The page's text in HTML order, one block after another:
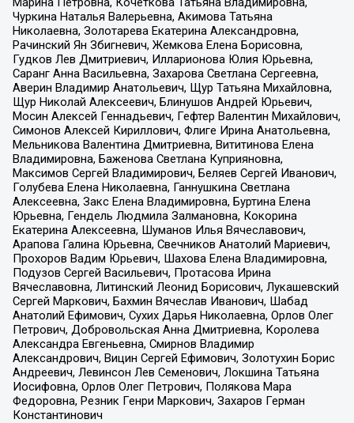
Чуркина Наталья Валерьевна, Акимова Татьяна
Николаевна, Золотарева Екатерина Александровна,
Рачинский Ян Збигневич, Жемкова Елена Борисовна,
Гудков Лев Дмитриевич, Илларионова Юлия Юрьевна,
Саранг Анна Васильевна, Захарова Светлана Сергеевна,
Аверин Владимир Анатольевич, Щур Татьяна Михайловна,
Щур Николай Алексеевич, Блинушов Андрей Юрьевич,
Мосин Алексей Геннадьевич, Гефтер Валентин Михайлович,
Симонов Алексей Кириллович, Флиге Ирина Анатольевна,
Мельникова Валентина Дмитриевна, Вититинова Елена
Владимировна, Баженова Светлана Куприяновна,
Максимов Сергей Владимирович, Беляев Сергей Иванович,
Голубева Елена Николаевна, Ганнушкина Светлана
Алексеевна, Закс Елена Владимировна, Буртина Елена
Юрьевна, Гендель Людмила Залмановна, Кокорина
Екатерина Алексеевна, Шуманов Илья Вячеславович,
Арапова Галина Юрьевна, Свечников Анатолий Мариевич,
Прохоров Вадим Юрьевич, Шахова Елена Владимировна,
Подузов Сергей Васильевич, Протасова Ирина
Вячеславовна, Литинский Леонид Борисович, Лукашевский
Сергей Маркович, Бахмин Вячеслав Иванович, Шабад
Анатолий Ефимович, Сухих Дарья Николаевна, Орлов Олег
Петрович, Добровольская Анна Дмитриевна, Королева
Александра Евгеньевна, Смирнов Владимир
Александрович, Вицин Сергей Ефимович, Золотухин Борис
Андреевич, Левинсон Лев Семенович, Локшина Татьяна
Иосифовна, Орлов Олег Петрович, Полякова Мара
Федоровна, Резник Генри Маркович, Захаров Герман
Константинович